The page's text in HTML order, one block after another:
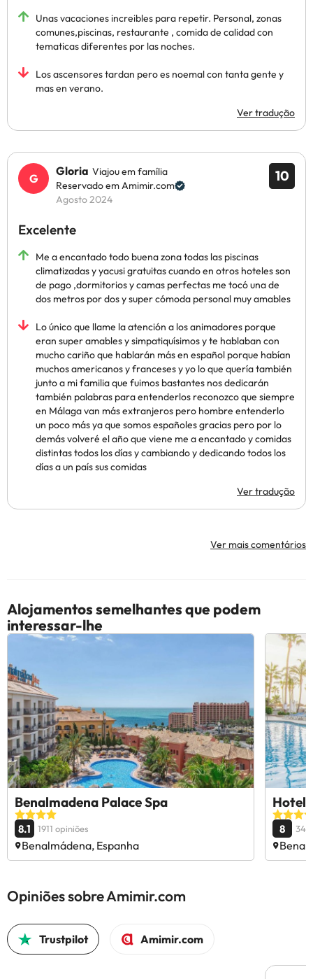
Unas vacaciones increibles para repetir. Personal, zonas
comunes,piscinas, restaurante , comida de calidad con
tematicas diferentes por las noches.
Los ascensores tardan pero es noemal con tanta gente y
mas en verano.
Ver tradução
10
Gloria Viajou em família
Reservado em Amimir.com
Agosto 2024
Excelente
Me a encantado todo buena zona todas las piscinas
climatizadas y yacusi gratuitas cuando en otros hoteles son
de pago ,dormitorios y camas perfectas me tocó una de
dos metros por dos y super cómoda personal muy amables
Lo único que llame la atención a los animadores porque
eran super amables y simpatiquísimos y te hablaban con
mucho cariño que hablarán más en español porque habían
muchos americanos y franceses y yo lo que quería también
junto a mi familia que fuimos bastantes nos dedicarán
también palabras para entenderlos reconozco que siempre
en Málaga van más extranjeros pero hombre entenderlo
un poco más ya que somos españoles gracias pero por lo
demás volveré el año que viene me a encantado y comidas
distintas todos los días y cambiando y dedicando todos los
días a un país sus comidas
Ver tradução
Ver mais comentários
Alojamentos semelhantes que podem
interessar-lhe
Benalmadena Palace Spa
8.1 1911 opiniões
Benalmádena, Espanha
Hotel
8
Opiniões sobre Amimir.com
Trustpilot Amimir.com